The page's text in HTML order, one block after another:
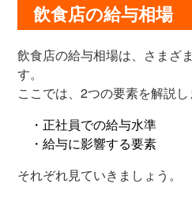
飲食店の給与相場
飲食店の給与相場は、さまざ
す。
ここでは、2つの要素を解説し
・正社員での給与水準
・給与に影響する要素
それぞれ見ていきましょう。